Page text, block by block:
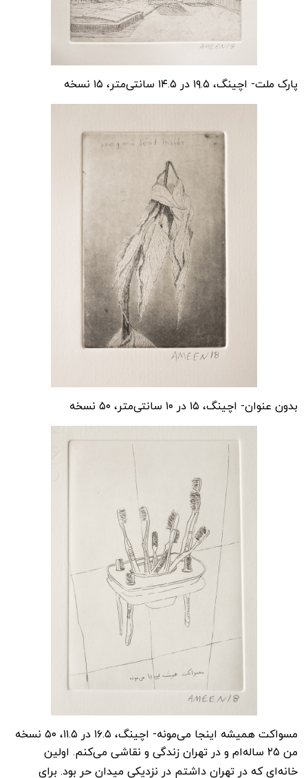
پارک ملت- اچینگ، ۱۹.۵ در ۱۴.۵ سانتی‌متر، ۱۵ نسخه
بدون عنوان- اچینگ، ۱۵ در ۱۰ سانتی‌متر، ۵۰ نسخه
مسواکت همیشه اینجا می‌مونه- اچینگ، ۱۶.۵ در ۱۱.۵، ۵۰ نسخه
من ۲۵ ساله‌ام و در تهران زندگی و نقاشی می‌کنم. اولین
خانه‌ای که در تهران داشتم در نزدیکی میدان حر بود. برای